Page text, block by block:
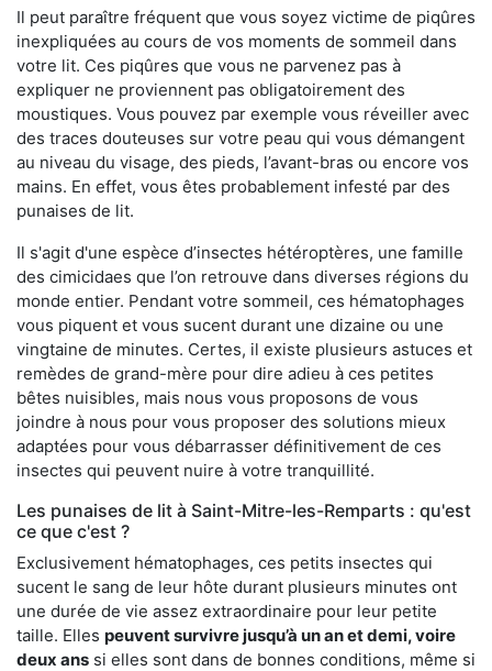
Il peut paraître fréquent que vous soyez victime de piqûres
inexpliquées au cours de vos moments de sommeil dans
votre lit. Ces piqûres que vous ne parvenez pas à
expliquer ne proviennent pas obligatoirement des
moustiques. Vous pouvez par exemple vous réveiller avec
des traces douteuses sur votre peau qui vous démangent
au niveau du visage, des pieds, l’avant-bras ou encore vos
mains. En effet, vous êtes probablement infesté par des
punaises de lit.
Il s'agit d'une espèce d’insectes hétéroptères, une famille
des cimicidaes que l’on retrouve dans diverses régions du
monde entier. Pendant votre sommeil, ces hématophages
vous piquent et vous sucent durant une dizaine ou une
vingtaine de minutes. Certes, il existe plusieurs astuces et
remèdes de grand-mère pour dire adieu à ces petites
bêtes nuisibles, mais nous vous proposons de vous
joindre à nous pour vous proposer des solutions mieux
adaptées pour vous débarrasser définitivement de ces
insectes qui peuvent nuire à votre tranquillité.
Les punaises de lit à Saint-Mitre-les-Remparts : qu'est
ce que c'est ?
Exclusivement hématophages, ces petits insectes qui
sucent le sang de leur hôte durant plusieurs minutes ont
une durée de vie assez extraordinaire pour leur petite
taille. Elles peuvent survivre jusqu’à un an et demi, voire
deux ans si elles sont dans de bonnes conditions, même si